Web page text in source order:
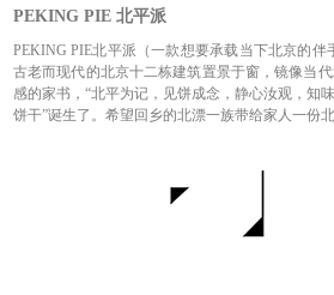
PEKING PIE 北平派
PEKING PIE北平派（一款想要承载当下北京的
古老而现代的北京十二栋建筑置景于窗，镜像当
感的家书，“北平为记，见饼成念，静心汝观，知
饼干”诞生了。希望回乡的北漂一族带给家人一份